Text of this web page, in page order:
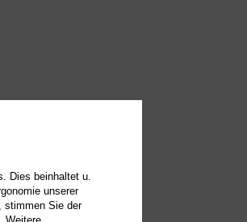
Dies beinhaltet u.
unserer
stimmen Sie der